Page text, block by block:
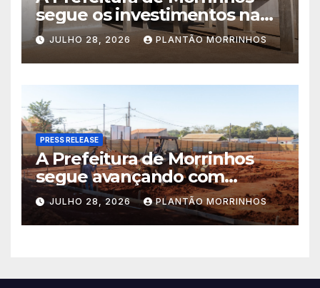
segue os investimentos na
educação. A obra da Escola
Municipal Eudóxio de
Figueiredo avança em ritmo
acelerado e já ganha forma.
JULHO 28, 2026 PLANTÃO MORRINHOS
PRESS RELEASE
A Prefeitura de Morrinhos
segue avançando com
importantes investimentos
no Setor Arca de Noé.
JULHO 28, 2026 PLANTÃO MORRINHOS